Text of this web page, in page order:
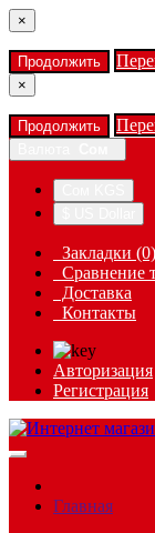
×
Продолжить
×
Продолжить
Закладки (0)
Сравнение
Доставка
Контакты
Авторизация
Регистрация
Главная